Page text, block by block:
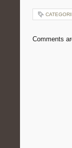
Comments